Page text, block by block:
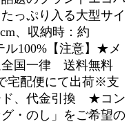
っぷり入る大型サイ
、収納時：約
ル100%【注意】★メ
全国一律 送料無料
宅配便にて出荷※支
ド、代金引換 ★コン
・のし」をご希望の